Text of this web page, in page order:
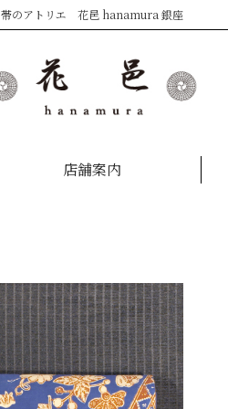
帯のアトリエ 花邑 hanamura 銀座
店舗案内